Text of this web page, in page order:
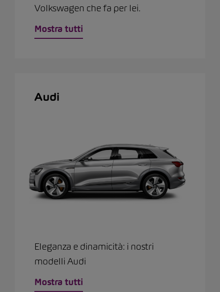
Volkswagen che fa per lei.
Mostra tutti
Audi
Eleganza e dinamicità: i nostri
modelli Audi
Mostra tutti